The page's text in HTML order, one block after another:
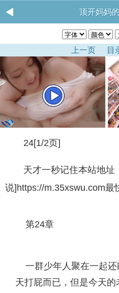
顶开妈妈
上一页 目
24[1/2页]
天才一秒记住本站地址
说]https://m.35xswu.com最
第24章
一群少年人聚在一起还
天打屁而已，但是今天